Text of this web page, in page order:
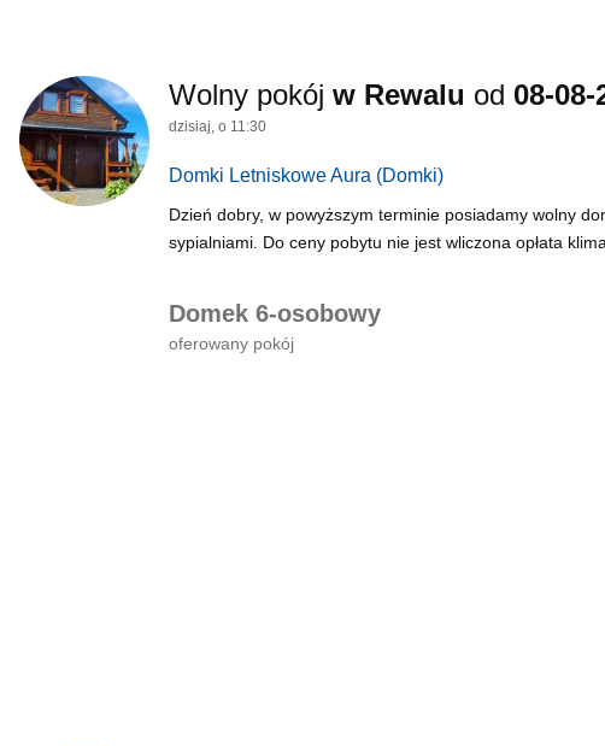
Wolny pokój w Rewalu od 08-08-
dzisiaj, o 11:30
Domki Letniskowe Aura (Domki)
Dzień dobry, w powyższym terminie posiadamy wolny
sypialniami. Do ceny pobytu nie jest wliczona opłata
Domek 6-osobowy
oferowany pokój